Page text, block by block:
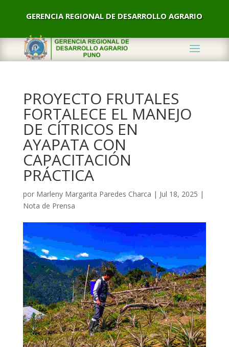
GERENCIA REGIONAL DE DESARROLLO AGRARIO
PROYECTO FRUTALES
FORTALECE EL MANEJO
DE CÍTRICOS EN
AYAPATA CON
CAPACITACIÓN
PRÁCTICA
por Marleny Margarita Paredes Charca | Jul 18, 2025 |
Nota de Prensa